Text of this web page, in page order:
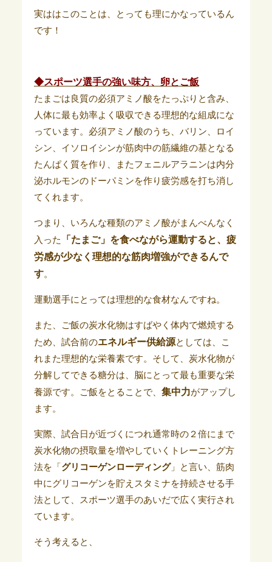
実ははこのことは、とっても理にかなっているん
です！
◆スポーツ選手の強い味方、卵とご飯
たまごは良質の必須アミノ酸をたっぷりと含み、
人体に最も効率よく吸収できる理想的な組成にな
っています。必須アミノ酸のうち、バリン、ロイ
シン、イソロイシンが筋肉中の筋繊維の基となる
たんぱく質を作り、またフェニルアラニンは内分
泌ホルモンのドーパミンを作り疲労感を打ち消し
てくれます。
つまり、いろんな種類のアミノ酸がまんべんなく
入った
「たまご」を食べながら運動すると、疲
労感が少なく理想的な筋肉増強ができるんで
す。
運動選手にとっては理想的な食材なんですね。
また、ご飯の炭水化物はすばやく体内で燃焼する
ため、試合前のエネルギー供給源としては、こ
れまた理想的な栄養素です。そして、炭水化物が
分解してできる糖分は、脳にとって最も重要な栄
養源です。ご飯をとることで、 集中力がアップし
ます。
実際、試合日が近づくにつれ通常時の２倍にまで
炭水化物の摂取量を増やしていくトレーニング方
法を「 グリコーゲンローディング」と言い、筋肉
中にグリコーゲンを貯えスタミナを持続させる手
法として、スポーツ選手のあいだで広く実行され
ています。
そう考えると、